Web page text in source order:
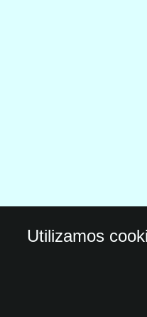
Utilizamos